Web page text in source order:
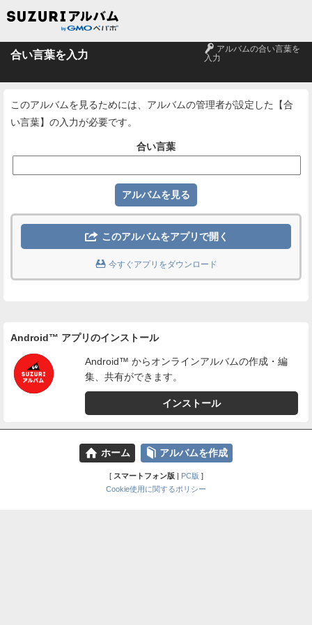
合い言葉を入力 🔑 アルバムの合い言葉を
入力
このアルバムを見るためには、アルバムの管理者が設定した【合
い言葉】の入力が必要です。
合い言葉
 このアルバムをアプリで開く
 今すぐアプリをダウンロード
Android™ アプリのインストール
Android™ からオンラインアルバムの作成・編
集、共有ができます。
インストール
⌂ ホーム 📕 アルバムを作成
[ スマートフォン版| PC版 ]
Cookie使用に関するポリシー